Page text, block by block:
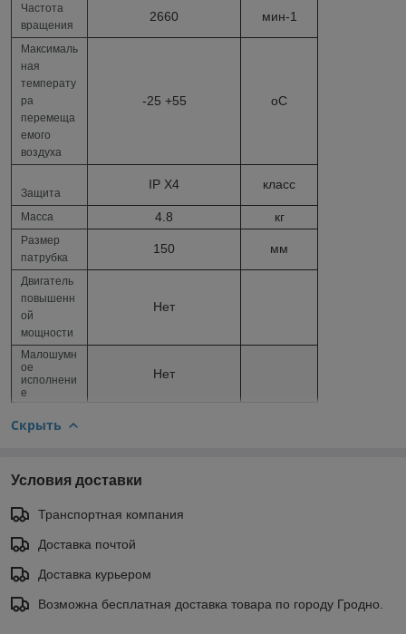
Частота
вращения
2660 мин-1
Максималь
ная
температу
ра
перемеща
емого
воздуха
-25 +55 оС
Защита
IP X4 класс
Масса 4.8 кг
Размер
патрубка
150 мм
Двигатель
повышенн
ой
мощности
Нет
Малошумн
ое
исполнени
е
Нет
Скрыть
Условия доставки
Транспортная компания
Доставка почтой
Доставка курьером
Возможна бесплатная доставка товара по городу Гродно.